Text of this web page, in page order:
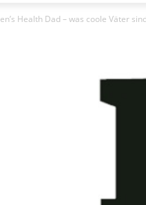
Health Dad – was coole Väter